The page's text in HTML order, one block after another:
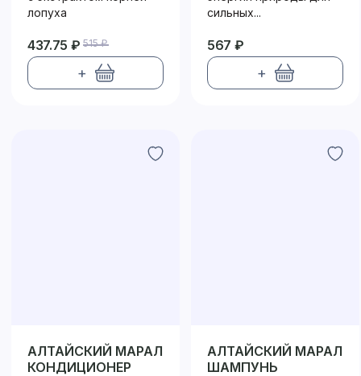
лопуха
515 ₽
437.75 ₽
+
сильных...
567 ₽
+
АЛТАЙСКИЙ МАРАЛ
КОНДИЦИОНЕР
АЛТАЙСКИЙ МАРАЛ
ШАМПУНЬ